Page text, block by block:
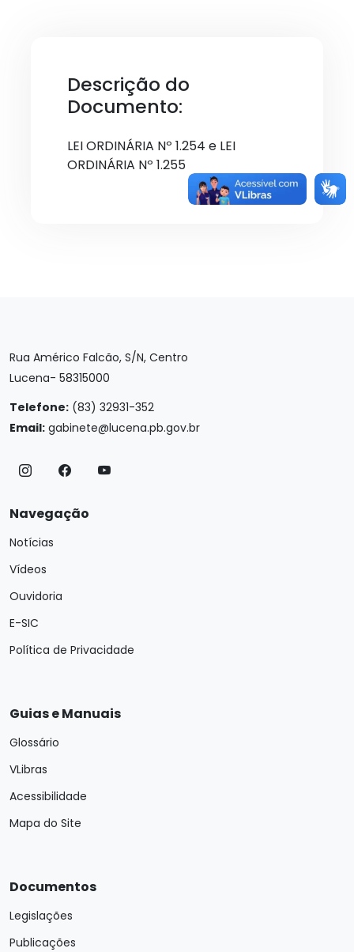
Descrição do
Documento:
LEI ORDINÁRIA Nº 1.254 e LEI
ORDINÁRIA Nº 1.255
Rua Américo Falcão, S/N, Centro
Lucena- 58315000
Telefone: (83) 32931-352
Email: gabinete@lucena.pb.gov.br
Navegação
Notícias
Vídeos
Ouvidoria
E-SIC
Política de Privacidade
Guias e Manuais
Glossário
VLibras
Acessibilidade
Mapa do Site
Documentos
Legislações
Publicações